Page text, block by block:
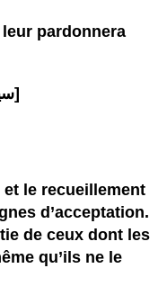
leur pardonnera
•- [سير أعلام النبلاء، الذهبي (8/442)]
le recueillement
d’acceptation.
de ceux dont les
qu’ils ne le